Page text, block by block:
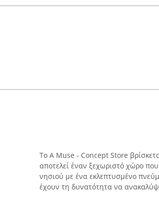
Το A Muse - Concept Store
αποτελεί έναν ξεχωριστό χώρο
νησιού με ένα εκλεπτυσμένο
έχουν τη δυνατότητα να